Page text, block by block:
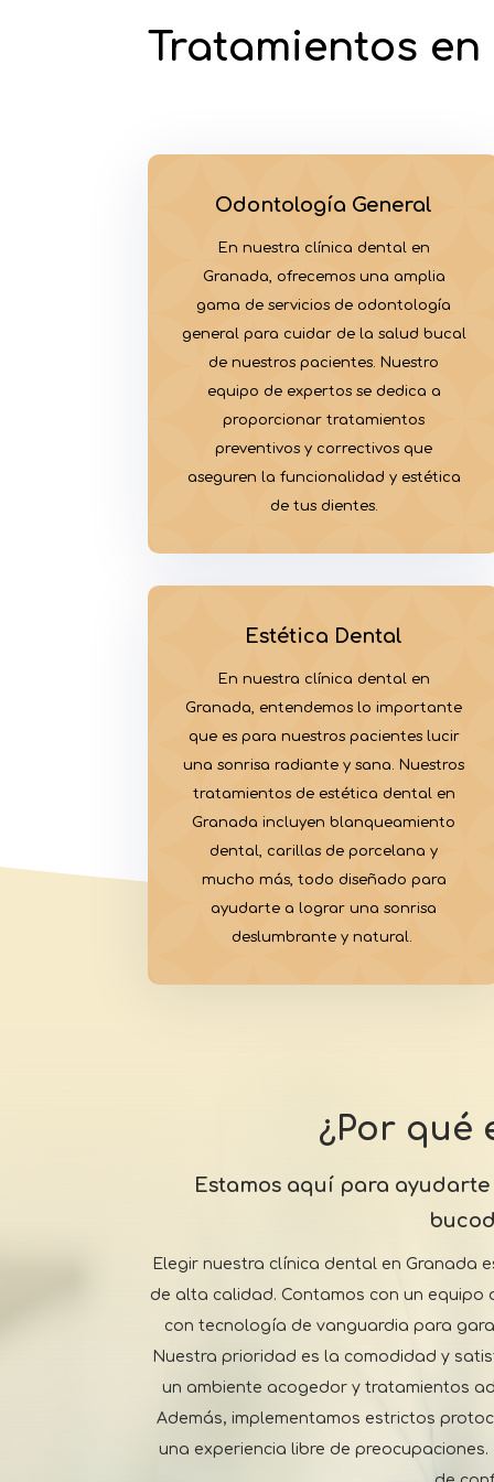
Tratamientos
Odontología General
En nuestra clínica dental en
Granada, ofrecemos una amplia
gama de servicios de odontología
general para cuidar de la salud bucal
de nuestros pacientes. Nuestro
equipo de expertos se dedica a
proporcionar tratamientos
preventivos y correctivos que
aseguren la funcionalidad y estética
de tus dientes.
Estética Dental
En nuestra clínica dental en
Granada, entendemos lo importante
que es para nuestros pacientes lucir
una sonrisa radiante y sana. Nuestros
tratamientos de estética dental en
Granada incluyen blanqueamiento
dental, carillas de porcelana y
mucho más, todo diseñado para
ayudarte a lograr una sonrisa
deslumbrante y natural.
¿Por qué
Estamos aquí para
Elegir nuestra clínica dental en Granada
de alta calidad. Contamos con un
con tecnología de vanguardia para
Nuestra prioridad es la comodidad y
un ambiente acogedor y tratamientos
Además, implementamos estrictos
una experiencia libre de